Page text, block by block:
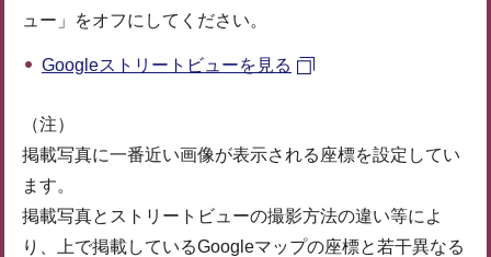
ュー」をオフにしてください。
Googleストリートビューを見る
（注）
掲載写真に一番近い画像が表示される座標を設定してい
ます。
掲載写真とストリートビューの撮影方法の違い等によ
り、上で掲載しているGoogleマップの座標と若干異なる